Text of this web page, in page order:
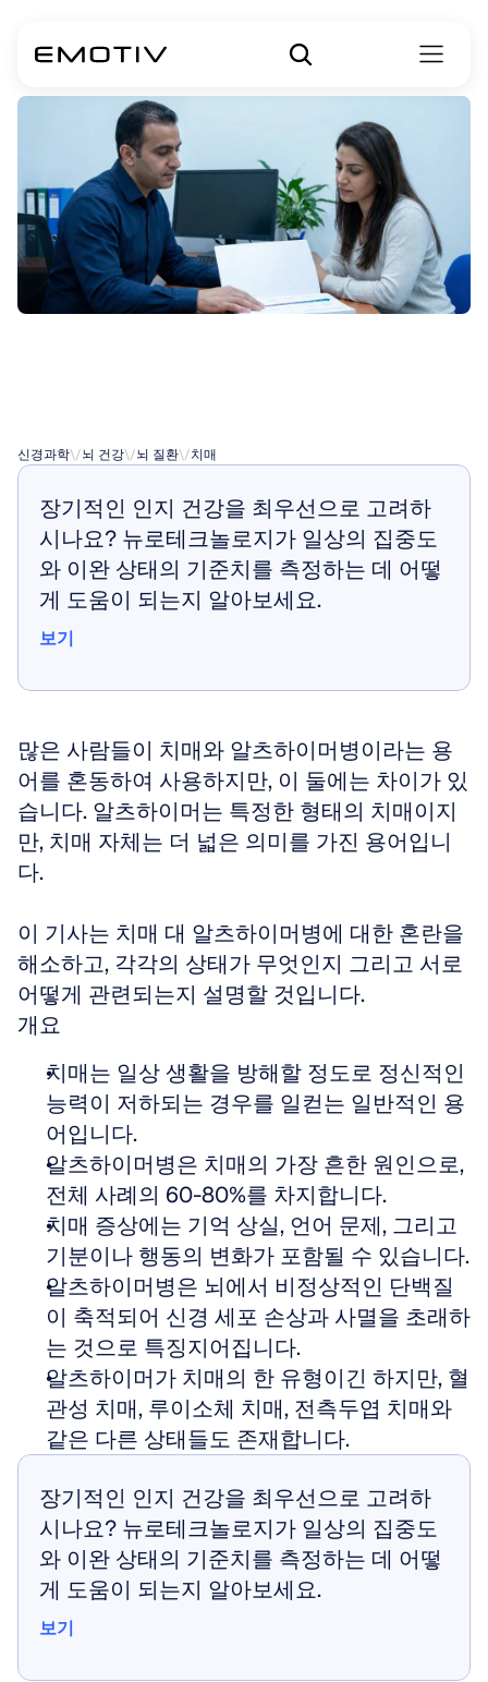
신경과학\/뇌 건강\/뇌 질환\/치매
장기적인 인지 건강을 최우선으로 고려하
시나요? 뉴로테크놀로지가 일상의 집중도
와 이완 상태의 기준치를 측정하는 데 어떻
게 도움이 되는지 알아보세요.
보기
많은 사람들이 치매와 알츠하이머병이라는 용
어를 혼동하여 사용하지만, 이 둘에는 차이가 있
습니다. 알츠하이머는 특정한 형태의 치매이지
만, 치매 자체는 더 넓은 의미를 가진 용어입니
다.
이 기사는 치매 대 알츠하이머병에 대한 혼란을
해소하고, 각각의 상태가 무엇인지 그리고 서로
어떻게 관련되는지 설명할 것입니다.
개요
치매는 일상 생활을 방해할 정도로 정신적인
능력이 저하되는 경우를 일컫는 일반적인 용
어입니다.
알츠하이머병은 치매의 가장 흔한 원인으로,
전체 사례의 60-80%를 차지합니다.
치매 증상에는 기억 상실, 언어 문제, 그리고
기분이나 행동의 변화가 포함될 수 있습니다.
알츠하이머병은 뇌에서 비정상적인 단백질
이 축적되어 신경 세포 손상과 사멸을 초래하
는 것으로 특징지어집니다.
알츠하이머가 치매의 한 유형이긴 하지만, 혈
관성 치매, 루이소체 치매, 전측두엽 치매와
같은 다른 상태들도 존재합니다.
장기적인 인지 건강을 최우선으로 고려하
시나요? 뉴로테크놀로지가 일상의 집중도
와 이완 상태의 기준치를 측정하는 데 어떻
게 도움이 되는지 알아보세요.
보기